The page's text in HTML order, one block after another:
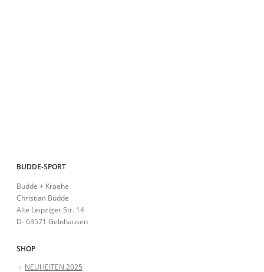
BUDDE-SPORT
Budde + Kraehe
Christian Budde
Alte Leipziger Str. 14
D- 63571 Gelnhausen
SHOP
NEUHEITEN 2025